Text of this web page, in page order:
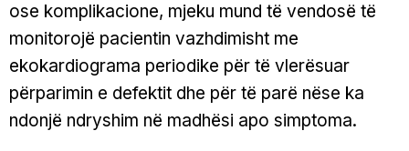
ose komplikacione, mjeku mund të vendosë të
monitorojë pacientin vazhdimisht me
ekokardiograma periodike për të vlerësuar
përparimin e defektit dhe për të parë nëse ka
ndonjë ndryshim në madhësi apo simptoma.